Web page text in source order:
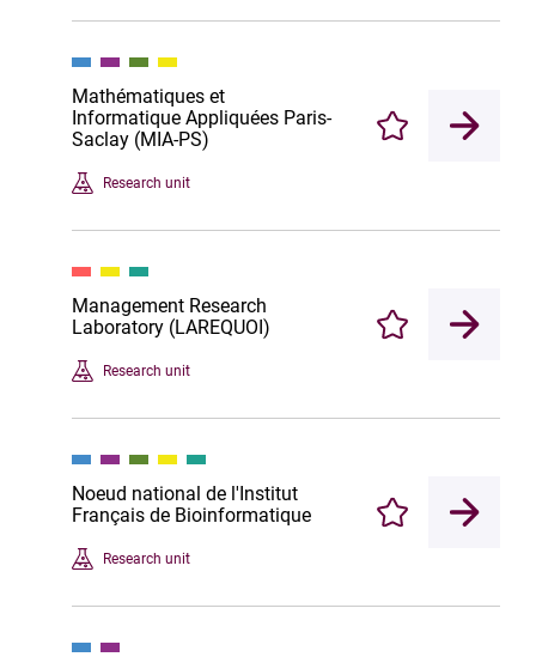
Mathématiques et
Informatique Appliquées Paris-
Saclay (MIA-PS)
Research unit
Enregistrer
Management Research
Laboratory (LAREQUOI)
Research unit
Enregistrer
Noeud national de l'Institut
Français de Bioinformatique
Research unit
Enregistrer